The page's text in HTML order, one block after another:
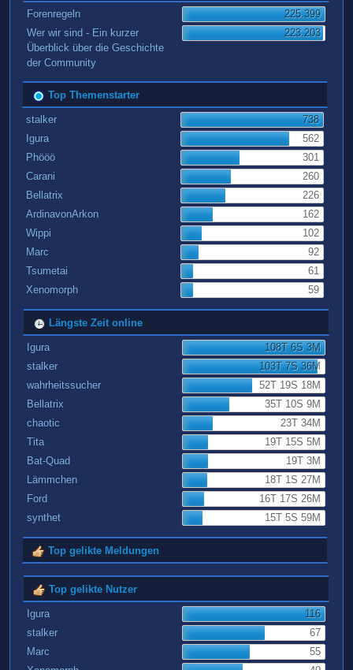
Forenregeln
225.399
Wer wir sind - Ein kurzer
Überblick über die Geschichte
der Community
223.203
Top Themenstarter
stalker
738
Igura
562
Phööö
301
Carani
260
Bellatrix
226
ArdinavonArkon
162
Wippi
102
Marc
92
Tsumetai
61
Xenomorph
59
Längste Zeit online
Igura
108T 6S 3M
stalker
103T 7S 36M
wahrheitssucher
52T 19S 18M
Bellatrix
35T 10S 9M
chaotic
23T 34M
Tita
19T 15S 5M
Bat-Quad
19T 3M
Lämmchen
18T 1S 27M
Ford
16T 17S 26M
synthet
15T 5S 59M
Top gelikte Meldungen
Top gelikte Nutzer
Igura
116
stalker
67
Marc
55